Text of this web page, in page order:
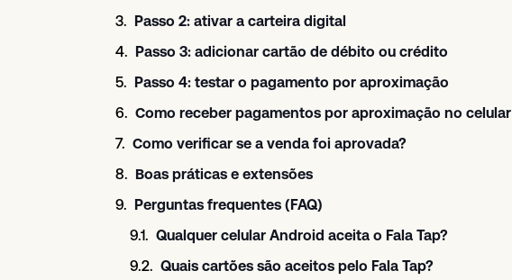
Passo 2: ativar a carteira digital
Passo 3: adicionar cartão de débito ou crédito
Passo 4: testar o pagamento por aproximação
Como receber pagamentos por aproximação no celular
Como verificar se a venda foi aprovada?
Boas práticas e extensões
Perguntas frequentes (FAQ)
Qualquer celular Android aceita o Fala Tap?
Quais cartões são aceitos pelo Fala Tap?